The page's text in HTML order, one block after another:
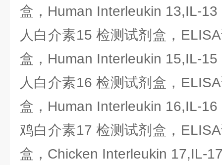
盒，Human Interleukin 13,IL-13
人白介素15 检测试剂盒，
盒，Human Interleukin 15,IL-15
人白介素16 检测试剂盒，
盒，Human Interleukin 16,IL-16
鸡白介素17 检测试剂盒，
盒，Chicken Interleukin 17,IL-